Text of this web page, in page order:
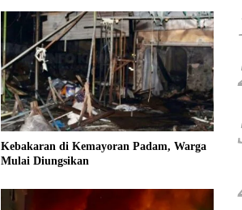
Kebakaran di Kemayoran Padam, Warga
Mulai Diungsikan